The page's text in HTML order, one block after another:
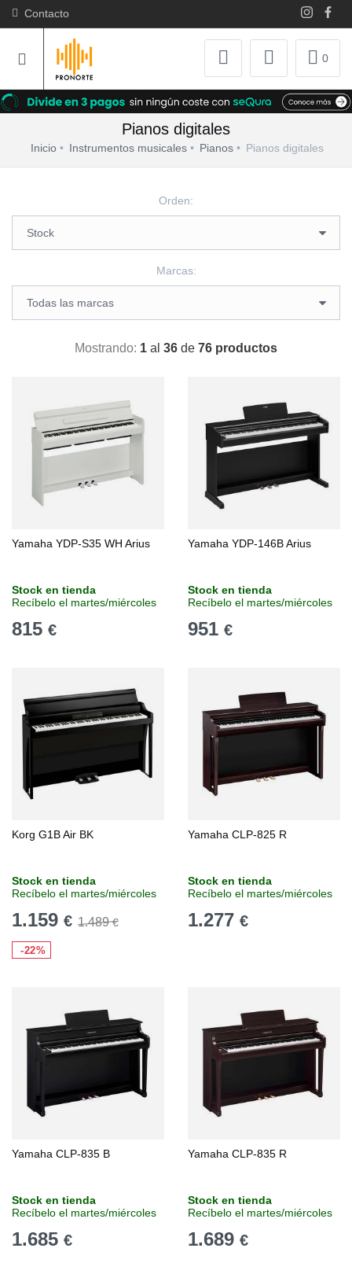
Contacto
0
Pianos digitales
Inicio Instrumentos musicales Pianos Pianos digitales
Orden:
Marcas:
Mostrando: 1 al 36 de 76 productos
Yamaha YDP-S35 WH Arius
Stock en tienda
Recíbelo el martes/miércoles
815 €
Yamaha YDP-146B Arius
Stock en tienda
Recíbelo el martes/miércoles
951 €
Korg G1B Air BK
Stock en tienda
Recíbelo el martes/miércoles
1.159 € 1.489€
-22%
Yamaha CLP-825 R
Stock en tienda
Recíbelo el martes/miércoles
1.277 €
Yamaha CLP-835 B
Stock en tienda
Recíbelo el martes/miércoles
1.685 €
Yamaha CLP-835 R
Stock en tienda
Recíbelo el martes/miércoles
1.689 €